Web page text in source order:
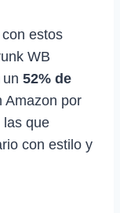
estos
WB
52% de
Amazon por
las que
con estilo y